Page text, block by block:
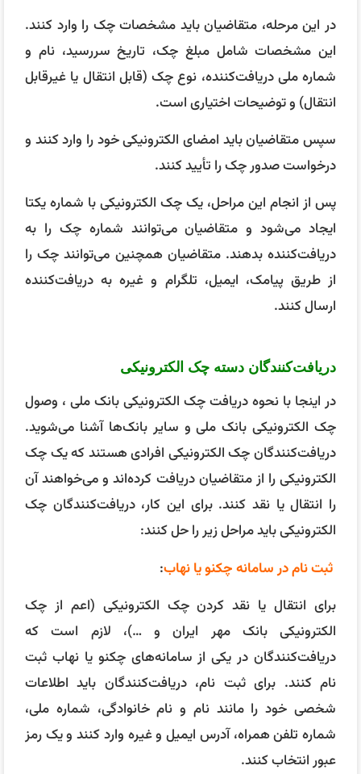
در این مرحله، متقاضیان باید مشخصات چک را وارد کنند.
این مشخصات شامل مبلغ چک، تاریخ سررسید، نام و
شماره ملی دریافت‌کننده، نوع چک (قابل انتقال یا غیرقابل
انتقال) و توضیحات اختیاری است.
سپس متقاضیان باید امضای الکترونیکی خود را وارد کنند و
درخواست صدور چک را تأیید کنند.
پس از انجام این مراحل، یک چک الکترونیکی با شماره یکتا
ایجاد می‌شود و متقاضیان می‌توانند شماره چک را به
دریافت‌کننده بدهند. متقاضیان همچنین می‌توانند چک را
از طریق پیامک، ایمیل، تلگرام و غیره به دریافت‌کننده
ارسال کنند.
دریافت‌کنندگان دسته چک الکترونیکی
در اینجا با نحوه دریافت چک الکترونیکی بانک ملی ، وصول
چک الکترونیکی بانک ملی و سایر بانک‌ها آشنا می‌شوید.
دریافت‌کنندگان چک الکترونیکی افرادی هستند که یک چک
الکترونیکی را از متقاضیان دریافت کرده‌اند و می‌خواهند آن
را انتقال یا نقد کنند. برای این کار، دریافت‌کنندگان چک
الکترونیکی باید مراحل زیر را حل کنند:
ثبت نام در سامانه چکنو یا نهاب:
برای انتقال یا نقد کردن چک الکترونیکی (اعم از چک
الکترونیکی بانک مهر ایران و …)، لازم است که
دریافت‌کنندگان در یکی از سامانه‌های چکنو یا نهاب ثبت
نام کنند. برای ثبت نام، دریافت‌کنندگان باید اطلاعات
شخصی خود را مانند نام و نام خانوادگی، شماره ملی،
شماره تلفن همراه، آدرس ایمیل و غیره وارد کنند و یک رمز
عبور انتخاب کنند.